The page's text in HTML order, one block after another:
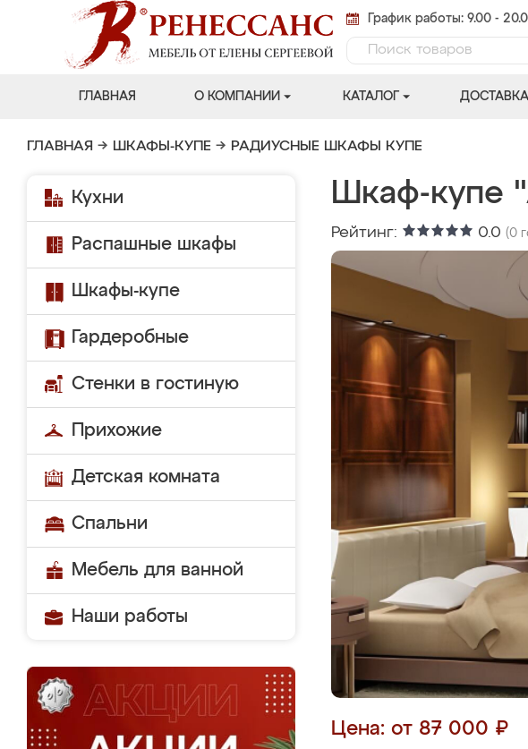
График работы: 9.00 -
ГЛАВНАЯ О КОМПАНИИ КАТАЛОГ
ГЛАВНАЯ → ШКАФЫ-КУПЕ → РАДИУСНЫЕ ШКАФЫ КУПЕ
Кухни
Распашные шкафы
Шкафы-купе
Гардеробные
Стенки в гостиную
Прихожие
Детская комната
Спальни
Мебель для ванной
Наши работы
Шкаф-купе
Рейтинг: 0.0 (0
Цена: от 87 000 ₽